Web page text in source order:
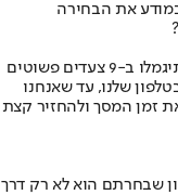
את הבחירה
פשוטים
שלנו, עד שאנחנו
זמן המסך ולהחזיר קצת
שבחרתם הוא לא רק דרך